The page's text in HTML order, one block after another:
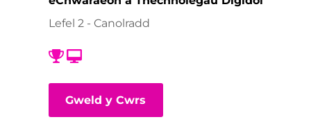
Lefel 2 - Canolradd
Gweld y Cwrs